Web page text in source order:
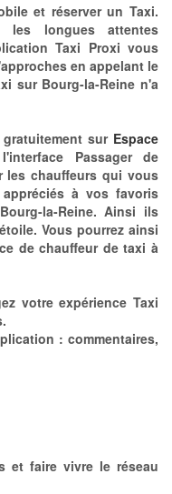
et réserver un Taxi.
longues attentes
Taxi Proxi vous
en appelant le
sur Bourg-la-Reine n'a
sur Espace
Passager de
les chauffeurs qui vous
à vos favoris
la-Reine. Ainsi ils
Vous pourrez ainsi
de chauffeur de taxi à
votre expérience Taxi
: commentaires,
et faire vivre le réseau